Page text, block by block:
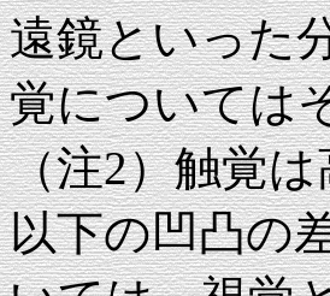
遠鏡といった
覚については
（注2）触覚
以下の凹凸の